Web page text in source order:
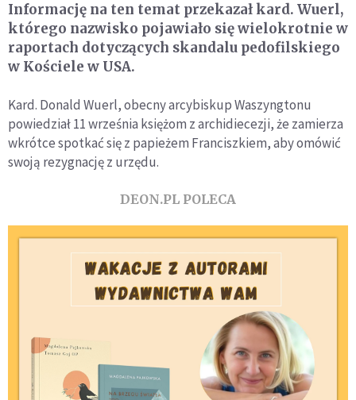
Informację na ten temat przekazał kard. Wuerl,
którego nazwisko pojawiało się wielokrotnie w
raportach dotyczących skandalu pedofilskiego
w Kościele w USA.
Kard. Donald Wuerl, obecny arcybiskup Waszyngtonu
powiedział 11 września księżom z archidiecezji, że zamierza
wkrótce spotkać się z papieżem Franciszkiem, aby omówić
swoją rezygnację z urzędu.
DEON.PL POLECA